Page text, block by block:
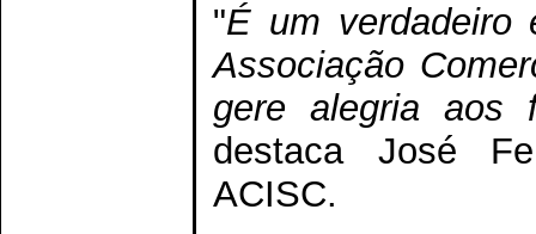
"É um verdadeiro
Associação
gere alegria aos
destaca José
ACISC.